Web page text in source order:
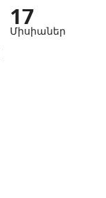
17
Միսիաներ